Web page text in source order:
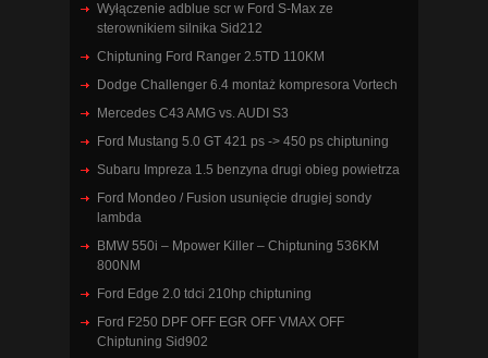
Wyłączenie adblue scr w Ford S-Max ze
sterownikiem silnika Sid212
Chiptuning Ford Ranger 2.5TD 110KM
Dodge Challenger 6.4 montaż kompresora Vortech
Mercedes C43 AMG vs. AUDI S3
Ford Mustang 5.0 GT 421 ps -> 450 ps chiptuning
Subaru Impreza 1.5 benzyna drugi obieg powietrza
Ford Mondeo / Fusion usunięcie drugiej sondy
lambda
BMW 550i – Mpower Killer – Chiptuning 536KM
800NM
Ford Edge 2.0 tdci 210hp chiptuning
Ford F250 DPF OFF EGR OFF VMAX OFF
Chiptuning Sid902